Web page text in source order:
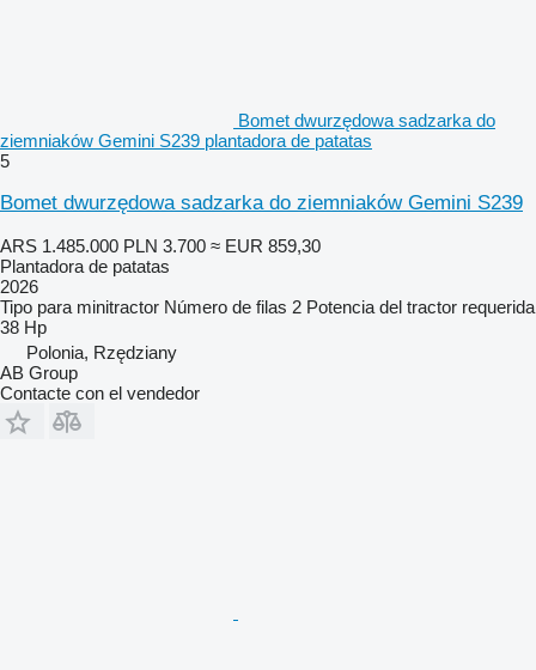
Bomet dwurzędowa sadzarka do
ziemniaków Gemini S239 plantadora de patatas
5
Bomet dwurzędowa sadzarka do ziemniaków Gemini S239
ARS 1.485.000 PLN 3.700 ≈ EUR 859,30
Plantadora de patatas
2026
Tipo para minitractor Número de filas 2 Potencia del tractor requerida
38 Hp
Polonia, Rzędziany
AB Group
Contacte con el vendedor